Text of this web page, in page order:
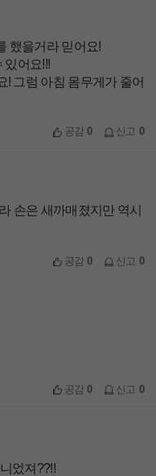
했을거라 믿어요!
있어요!!!
! 그럼 아침 몸무게가 줄어
공감0 신고 0
손은 새까매졌지만 역시
공감0 신고 0
공감0 신고 0
었져??!!